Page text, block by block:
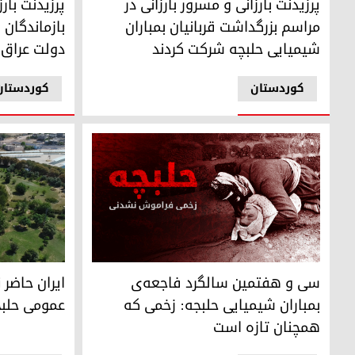
کوردستان
مراسم بزرگداشت قربانیان بمباران
شیمیایی حلبچه شرکت کردند دولت
سی و هفتمین سالگرد فاجعه‌ی بمباران شیمیایی حلبجه:
سی و هفتمین سالگرد فاجعه‌ی
بمباران شیمیایی حلبجه: زخمی که
همچنان تازه است
نمایی از
ایران
عمومی